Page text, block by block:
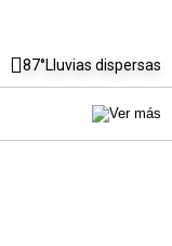
87°Lluvias dispersas